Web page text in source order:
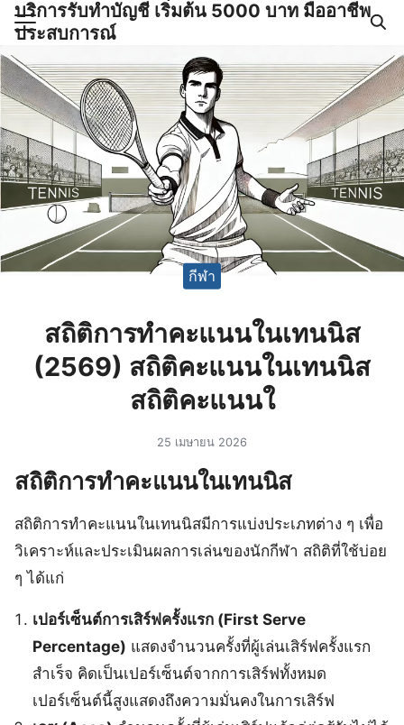
Skip
content
บริการรับทำบัญชี เริ่มต้น 5000 บาท มืออาชีพ
ประสบการณ์
ญชีและภาษีครบวงจร |
Search
for:
กีฬา
สถิติการทำคะแนนในเทนนิส
(2569) สถิติคะแนนในเทนนิส
สถิติคะแนนใ
25 เมษายน 2026
สถิติการทำคะแนนในเทนนิส
สถิติการทำคะแนนในเทนนิสมีการแบ่งประเภทต่าง ๆ เพื่อ
วิเคราะห์และประเมินผลการเล่นของนักกีฬา สถิติที่ใช้บ่อย
ๆ ได้แก่
เปอร์เซ็นต์การเสิร์ฟครั้งแรก (First Serve
Percentage) แสดงจำนวนครั้งที่ผู้เล่นเสิร์ฟครั้งแรก
สำเร็จ คิดเป็นเปอร์เซ็นต์จากการเสิร์ฟทั้งหมด
เปอร์เซ็นต์นี้สูงแสดงถึงความมั่นคงในการเสิร์ฟ